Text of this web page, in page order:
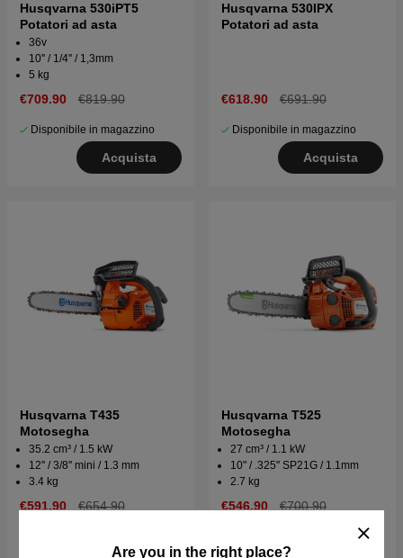
Are you in the right place?
Husqvarna 530iPT5
Potatori ad asta
36v
10'' / 1/4'' / 1,3mm
5 kg
€709.90 €819.90
Disponibile in magazzino
Acquista
Husqvarna 530IPX
Potatori ad asta
€618.90 €691.90
Disponibile in magazzino
Acquista
Husqvarna T435
Motosegha
35.2 cm³ / 1.5 kW
12'' / 3/8'' mini / 1.3 mm
3.4 kg
€591.90 €654.90
Husqvarna T525
Motosegha
27 cm³ / 1.1 kW
10" / .325" SP21G / 1.1mm
2.7 kg
€546.90 €700.90